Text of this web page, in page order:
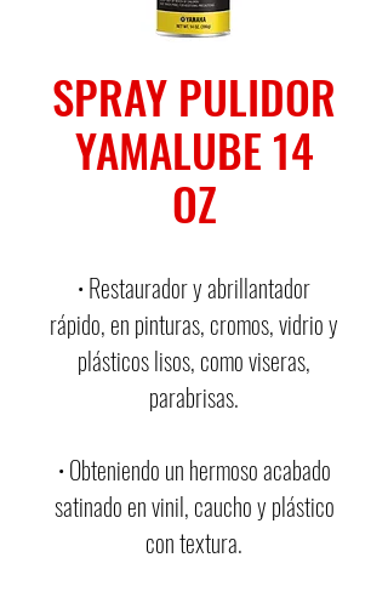
SPRAY PULIDOR
YAMALUBE 14
OZ
• Restaurador y abrillantador
rápido, en pinturas, cromos, vidrio y
plásticos lisos, como viseras,
parabrisas.
• Obteniendo un hermoso acabado
satinado en vinil, caucho y plástico
con textura.